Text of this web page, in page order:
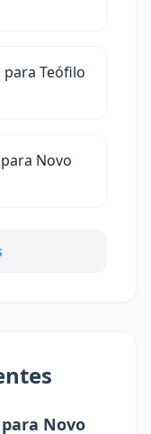
Teófilo
Novo
Novo